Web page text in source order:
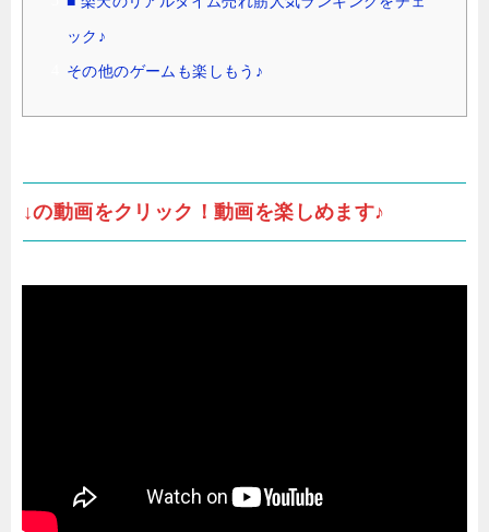
ック♪
その他のゲームも楽しもう♪
↓の動画をクリック！動画を楽しめます♪